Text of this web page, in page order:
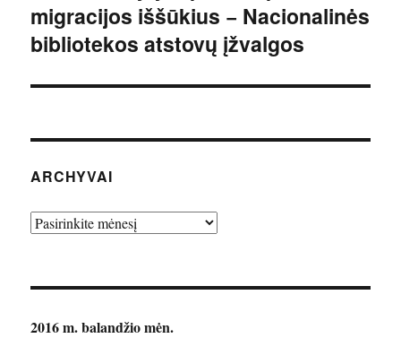
įrašas:
migracijos iššūkius − Nacionalinės
bibliotekos atstovų įžvalgos
ARCHYVAI
Archyvai
2016 m. balandžio mėn.